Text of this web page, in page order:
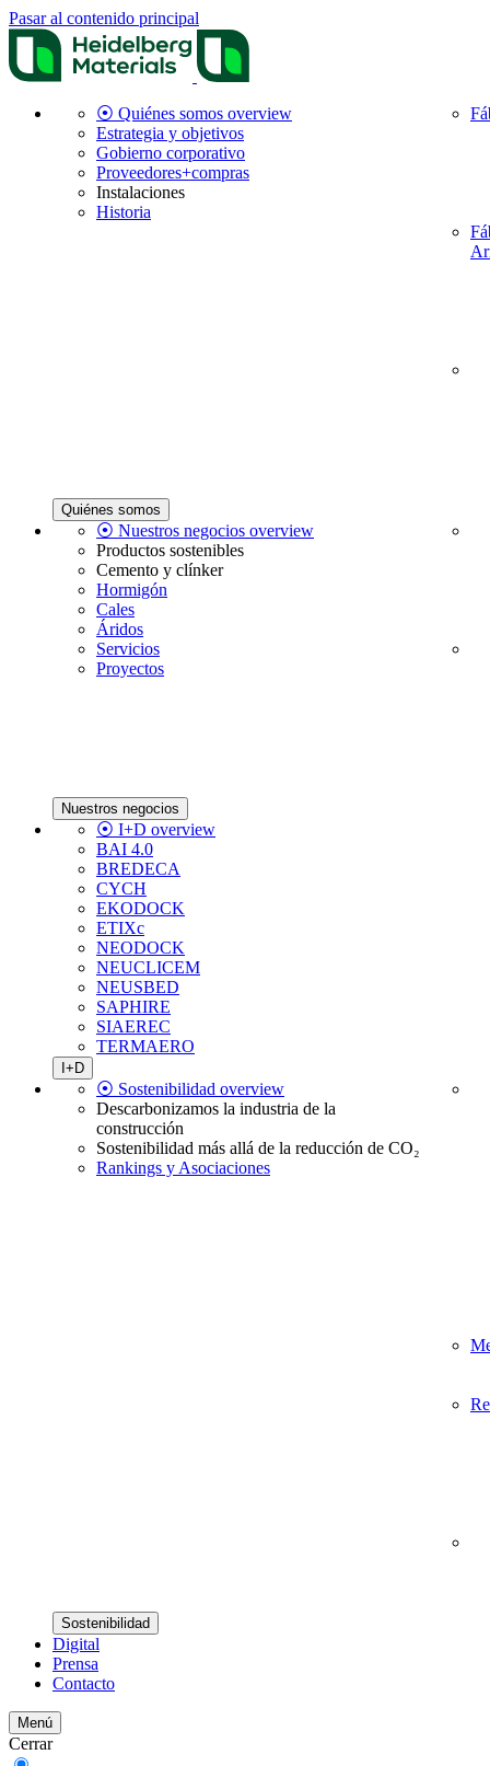
Pasar al contenido principal
⦿ Quiénes somos overview
Estrategia y objetivos
Gobierno corporativo
Proveedores+compras
Instalaciones
Historia
Quiénes somos
⦿ Nuestros negocios overview
Productos sostenibles
Cemento y clínker
Hormigón
Cales
Áridos
Servicios
Proyectos
Nuestros negocios
⦿ I+D overview
BAI 4.0
BREDECA
CYCH
EKODOCK
ETIXc
NEODOCK
NEUCLICEM
NEUSBED
SAPHIRE
SIAEREC
TERMAERO
I+D
⦿ Sostenibilidad overview
Descarbonizamos la industria de la
construcción
Sostenibilidad más allá de la reducción de CO₂
Rankings y Asociaciones
Sostenibilidad
Digital
Prensa
Contacto
Menú
Cerrar